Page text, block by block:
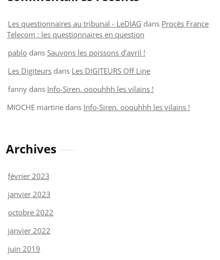
Les questionnaires au tribunal - LeDIAG dans Procès France
Telecom : les questionnaires en question
pablo dans Sauvons les poissons d’avril !
Les Digiteurs dans Les DIGITEURS Off Line
fanny dans Info-Siren. ooouhhh les vilains !
MIOCHE martine dans Info-Siren. ooouhhh les vilains !
Archives
février 2023
janvier 2023
octobre 2022
janvier 2022
juin 2019